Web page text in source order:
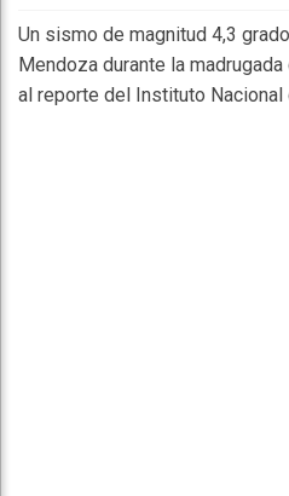
Un sismo de magnitud 4,3
Mendoza durante la
al reporte del Instituto Nacional